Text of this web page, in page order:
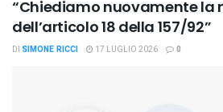
“Chiediamo nuovamente la
dell’articolo 18 della 157/92”
DI SIMONE RICCI 17 LUGLIO 2026 0